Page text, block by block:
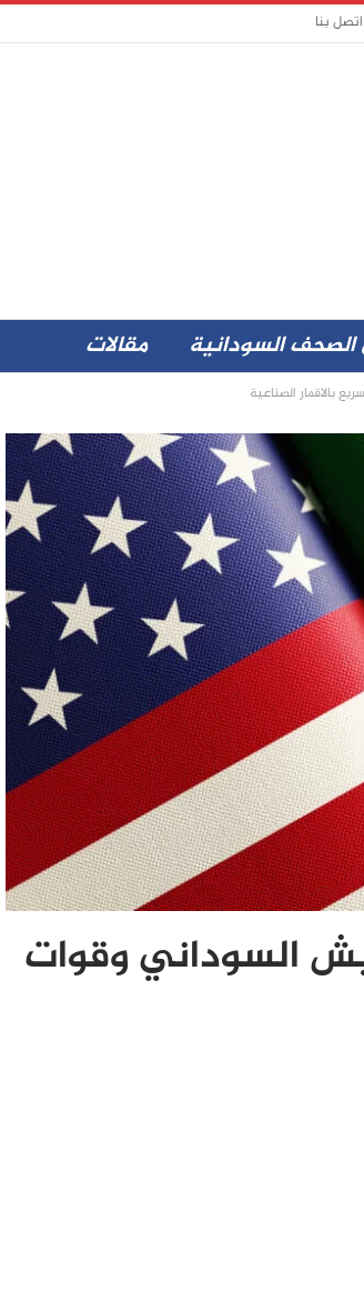
اتصل بنا
الصحف السودانية مقالات
بالاقمار الصناعية
السوداني وقوات